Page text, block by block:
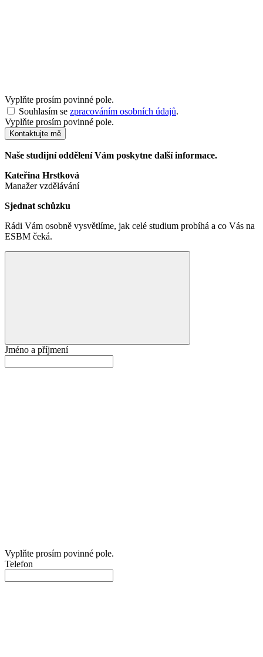
Vyplňte prosím povinné pole.
Souhlasím se zpracováním osobních údajů.
Vyplňte prosím povinné pole.
Kontaktujte mě
Naše studijní oddělení Vám poskytne další informace.
Kateřina Hrstková
Manažer vzdělávání
Sjednat schůzku
Rádi Vám osobně vysvětlíme, jak celé studium probíhá a co Vás na
ESBM čeká.
Jméno a příjmení
Vyplňte prosím povinné pole.
Telefon